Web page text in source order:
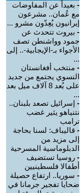
- بعيداً عن المفاوضات
مع عُمان.. مشرعون
إيرانيون يُعِدّون مشرو ...
- بيروت تتحدث عن
جمود وواشنطن تصف
الأجواء بـ-الإيجابية-.. إلى
...
- منتخب أفغانستان
النسوي يجتمع من جديد
على بُعد 8 آلاف ميل بعد
...
- إسرائيل تصعد بلبنان..
نتنياهو يثير غضب
ترامب
- قاليباف: لسنا بحاجة
إلى مزيد من
الدبلوماسية المسرحية
- روسيا تستضيف
أطفالا فلسطينيين
- سوريا.. ارتفاع حصيلة
ضحايا تفجير جرمانا في